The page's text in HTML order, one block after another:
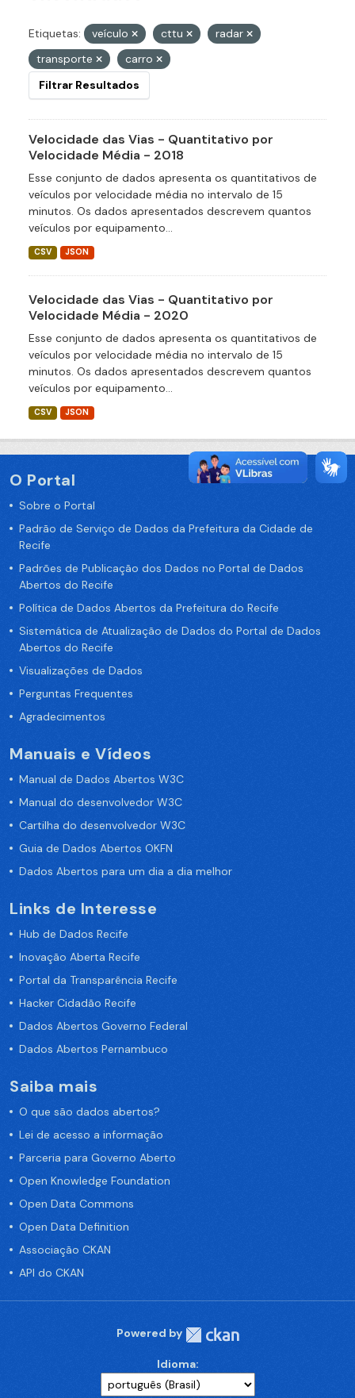
Etiquetas: veículo cttu
radar
transporte
carro
Filtrar Resultados
Velocidade das Vias - Quantitativo por
Velocidade Média - 2018
Esse conjunto de dados apresenta os quantitativos de
veículos por velocidade média no intervalo de 15
minutos. Os dados apresentados descrevem quantos
veículos por equipamento...
CSV JSON
Velocidade das Vias - Quantitativo por
Velocidade Média - 2020
Esse conjunto de dados apresenta os quantitativos de
veículos por velocidade média no intervalo de 15
minutos. Os dados apresentados descrevem quantos
veículos por equipamento...
CSV JSON
O Portal
Sobre o Portal
Padrão de Serviço de Dados da Prefeitura da Cidade de
Recife
Padrões de Publicação dos Dados no Portal de Dados
Abertos do Recife
Política de Dados Abertos da Prefeitura do Recife
Sistemática de Atualização de Dados do Portal de Dados
Abertos do Recife
Visualizações de Dados
Perguntas Frequentes
Agradecimentos
Manuais e Vídeos
Manual de Dados Abertos W3C
Manual do desenvolvedor W3C
Cartilha do desenvolvedor W3C
Guia de Dados Abertos OKFN
Dados Abertos para um dia a dia melhor
Links de Interesse
Hub de Dados Recife
Inovação Aberta Recife
Portal da Transparência Recife
Hacker Cidadão Recife
Dados Abertos Governo Federal
Dados Abertos Pernambuco
Saiba mais
O que são dados abertos?
Lei de acesso a informação
Parceria para Governo Aberto
Open Knowledge Foundation
Open Data Commons
Open Data Definition
Associação CKAN
API do CKAN
Powered by
Idioma